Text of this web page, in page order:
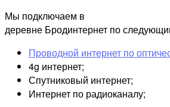
Мы подключаем в
деревне Бродинтернет по
Проводной интернет по
4g интернет;
Спутниковый интернет;
Интернет по радиоканалу;